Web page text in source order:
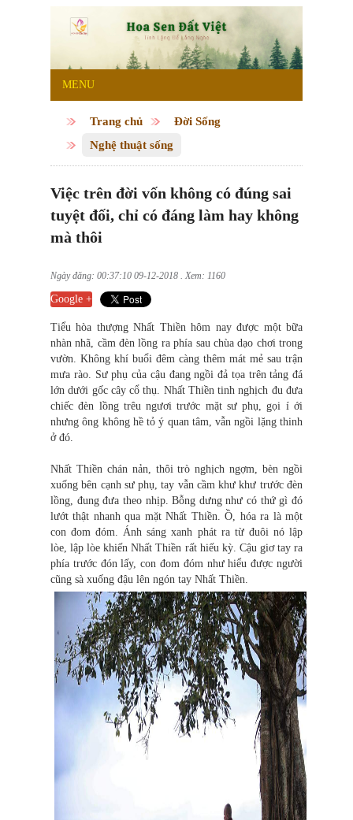
MENU
Trang chủ
Đời Sống
Nghệ thuật sống
Việc trên đời vốn không có đúng sai
tuyệt đối, chỉ có đáng làm hay không
mà thôi
Ngày đăng: 00:37:10 09-12-2018 . Xem: 1160
Google +
Tiểu hòa thượng Nhất Thiền hôm nay được một bữa
nhàn nhã, cầm đèn lồng ra phía sau chùa dạo chơi trong
vườn. Không khí buổi đêm càng thêm mát mẻ sau trận
mưa rào. Sư phụ của cậu đang ngồi đả tọa trên tảng đá
lớn dưới gốc cây cổ thụ. Nhất Thiền tinh nghịch đu đưa
chiếc đèn lồng trêu ngươi trước mặt sư phụ, gọi í ới
nhưng ông không hề tỏ ý quan tâm, vẫn ngồi lặng thinh
ở đó.
Nhất Thiền chán nản, thôi trò nghịch ngợm, bèn ngồi
xuống bên cạnh sư phụ, tay vẫn cầm khư khư trước đèn
lồng, đung đưa theo nhịp. Bỗng dưng như có thứ gì đó
lướt thật nhanh qua mặt Nhất Thiền. Ồ, hóa ra là một
con đom đóm. Ánh sáng xanh phát ra từ đuôi nó lập
lòe, lập lòe khiến Nhất Thiền rất hiếu kỳ. Cậu giơ tay ra
phía trước đón lấy, con đom đóm như hiểu được người
cũng sà xuống đậu lên ngón tay Nhất Thiền.